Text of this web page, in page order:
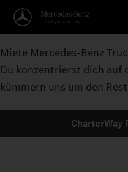
Miete Mercedes-Benz
Du konzentrierst dich auf
kümmern uns um den
CharterWay